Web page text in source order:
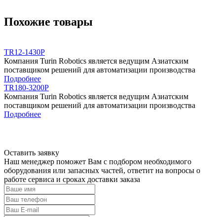
Похожие товары
TR12-1430P
Компания Turin Robotics является ведущим Азиатским
поставщиком решений для автоматизации производства
Подробнее
TR180-3200P
Компания Turin Robotics является ведущим Азиатским
поставщиком решений для автоматизации производства
Подробнее
Оставить заявку
Наш менеджер поможет Вам с подбором необходимого
оборудования или запасных частей, ответит на вопросы о
работе сервиса и сроках доставки заказа